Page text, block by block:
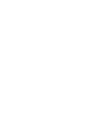
wszystkie
i wygodne